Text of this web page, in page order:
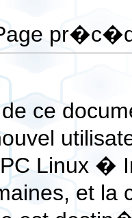
ce
Linux �
et